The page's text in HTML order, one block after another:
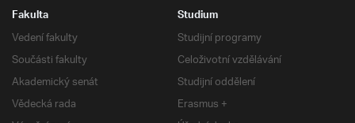
Fakulta
Vedení fakulty
Součásti fakulty
Akademický senát
Vědecká rada
Studium
Studijní programy
Celoživotní vzdělávání
Studijní oddělení
Erasmus +